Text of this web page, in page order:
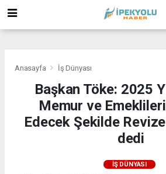
Anasayfa İş Dünyası
Başkan Töke: 2025
Memur ve
Edecek Şekilde
dedi
İŞ DÜNYASI